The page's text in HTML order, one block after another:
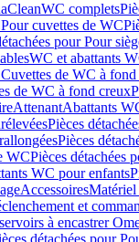
WC complets
Pour cuvettes de WC
pour Pour
WC et abattants
de WC à
de WC à fond creux
AttenantAbattants
Pièces
Pièces
WCPièces détachées
WC pour enfants
Accessoires
et
à encastrer
détachées pour